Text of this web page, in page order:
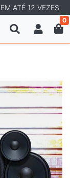
ATÉ 12 VEZES
0